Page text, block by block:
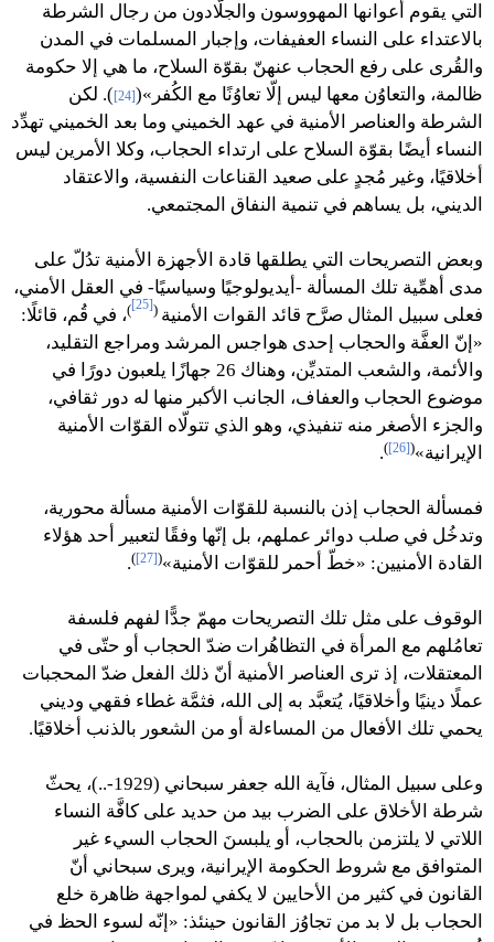
التي يقوم أعوانها المهووسون والجلّادون من رجال الشرطة
بالاعتداء على النساء العفيفات، وإجبار المسلمات في المدن
والقُرى على رفع الحجاب عنهنّ بقوّة السلاح، ما هي إلا حكومة
ظالمة، والتعاوُن معها ليس إلّا تعاوُنًا مع الكُفر»([24]
). لكن
الشرطة والعناصر الأمنية في عهد الخميني وما بعد الخميني تهدِّد
النساء أيضًا بقوّة السلاح على ارتداء الحجاب، وكلا الأمرين ليس
أخلاقيًا، وغير مُجدٍ على صعيد القناعات النفسية، والاعتقاد
الديني، بل يساهم في تنمية النفاق المجتمعي.
وبعض التصريحات التي يطلقها قادة الأجهزة الأمنية تدُلّ على
مدى أهمِّية تلك المسألة -أيديولوجيًا وسياسيًا- في العقل الأمني،
فعلى سبيل المثال صرَّح قائد القوات الأمنية (
[25]
)، في قُم، قائلًا:
«إنّ العفَّة والحجاب إحدى هواجس المرشد ومراجع التقليد،
والأئمة، والشعب المتديِّن، وهناك 26 جهازًا يلعبون دورًا في
موضوع الحجاب والعفاف، الجانب الأكبر منها له دور ثقافي،
والجزء الأصغر منه تنفيذي، وهو الذي تتولّاه القوّات الأمنية
الإيرانية»(
[26]
)
.
فمسألة الحجاب إذن بالنسبة للقوّات الأمنية مسألة محورية،
وتدخُل في صلب دوائر عملهم، بل إنّها وفقًا لتعبير أحد هؤلاء
القادة الأمنيين: «خطّ أحمر للقوّات الأمنية»(
[27]
)
.
الوقوف على مثل تلك التصريحات مهمّ جدًّا لفهم فلسفة
تعامُلهم مع المرأة في التظاهُرات ضدّ الحجاب أو حتّى في
المعتقلات، إذ ترى العناصر الأمنية أنّ ذلك الفعل ضدّ المحجبات
عملًا دينيًا وأخلاقيًا، يُتعبَّد به إلى الله، فثمَّة غطاء فقهي وديني
يحمي تلك الأفعال من المساءلة أو من الشعور بالذنب أخلاقيًا.
وعلى سبيل المثال، فآية الله جعفر سبحاني (1929-..)، يحثّ
شرطة الأخلاق على الضرب بيد من حديد على كافَّة النساء
اللاتي لا يلتزمن بالحجاب، أو يلبسنَ الحجاب السيء غير
المتوافق مع شروط الحكومة الإيرانية، ويرى سبحاني أنّ
القانون في كثير من الأحايين لا يكفي لمواجهة ظاهرة خلع
الحجاب بل لا بد من تجاوُز القانون حينئذ: «إنّه لسوء الحظ في